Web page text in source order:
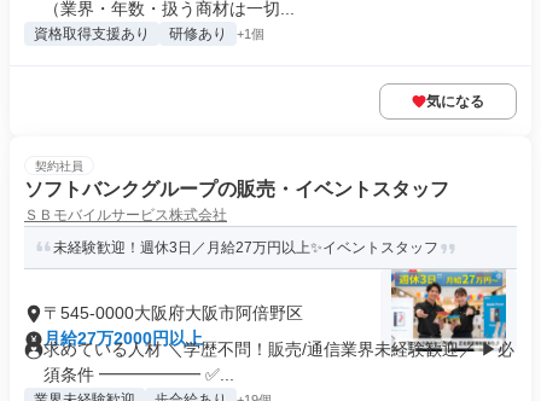
（業界・年数・扱う商材は一切...
資格取得支援あり 研修あり +1個
気になる
契約社員
ソフトバンクグループの販売・イベントスタッフ
ＳＢモバイルサービス株式会社
未経験歓迎！週休3日／月給27万円以上✨イベントスタッフ
〒545-0000大阪府大阪市阿倍野区
月給27万2000円以上
求めている人材 ＼学歴不問！販売/通信業界未経験歓迎／ ▶必
須条件 ━━━━━━ ✅...